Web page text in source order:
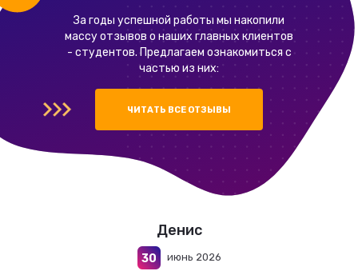
За годы успешной работы мы накопили
массу отзывов о наших главных клиентов
- студентов. Предлагаем ознакомиться с
частью из них:
ЧИТАТЬ ВСЕ ОТЗЫВЫ
Денис
30 июнь 2026